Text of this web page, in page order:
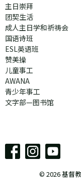
主日崇拜
团契生活
成人主日学和祈祷会
国语诗班
ESL英语班
赞美操
儿童事工
AWANA
青少年事工
文字部—图书馆
© 2026 基督